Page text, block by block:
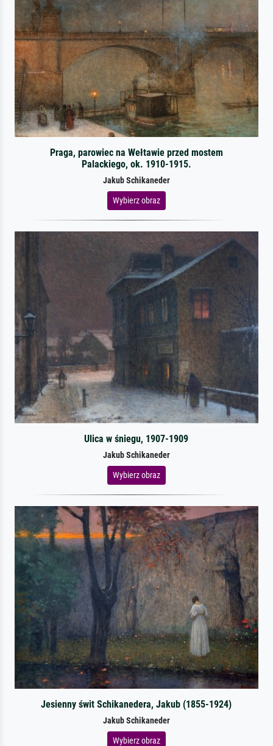
Praga, parowiec na Wełtawie przed mostem
Palackiego, ok. 1910-1915.
Jakub Schikaneder
Wybierz obraz
Ulica w śniegu, 1907-1909
Jakub Schikaneder
Wybierz obraz
Jesienny świt Schikanedera, Jakub (1855-1924)
Jakub Schikaneder
Wybierz obraz